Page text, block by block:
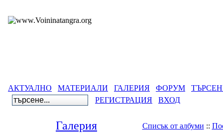
АКТУАЛНО МАТЕРИАЛИ ГАЛЕРИЯ ФОРУМ
РЕГИСТРАЦИЯ
ВХОД
Галерия Списък от албуми ::